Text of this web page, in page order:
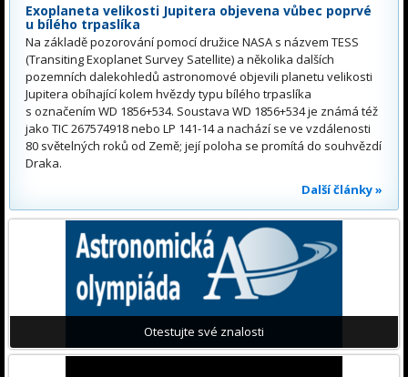
Exoplaneta velikosti Jupitera objevena vůbec poprvé
u bílého trpaslíka
Na základě pozorování pomocí družice NASA s názvem TESS
(Transiting Exoplanet Survey Satellite) a několika dalších
pozemních dalekohledů astronomové objevili planetu velikosti
Jupitera obíhající kolem hvězdy typu bílého trpaslíka
s označením WD 1856+534. Soustava WD 1856+534 je známá též
jako TIC 267574918 nebo LP 141-14 a nachází se ve vzdálenosti
80 světelných roků od Země; její poloha se promítá do souhvězdí
Draka.
Další články »
Otestujte své znalosti